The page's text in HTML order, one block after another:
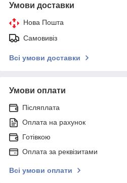
Умови доставки
Нова Пошта
Самовивіз
Всі умови доставки
Умови оплати
Післяплата
Оплата на рахунок
Готівкою
Оплата за реквізитами
Всі умови оплати